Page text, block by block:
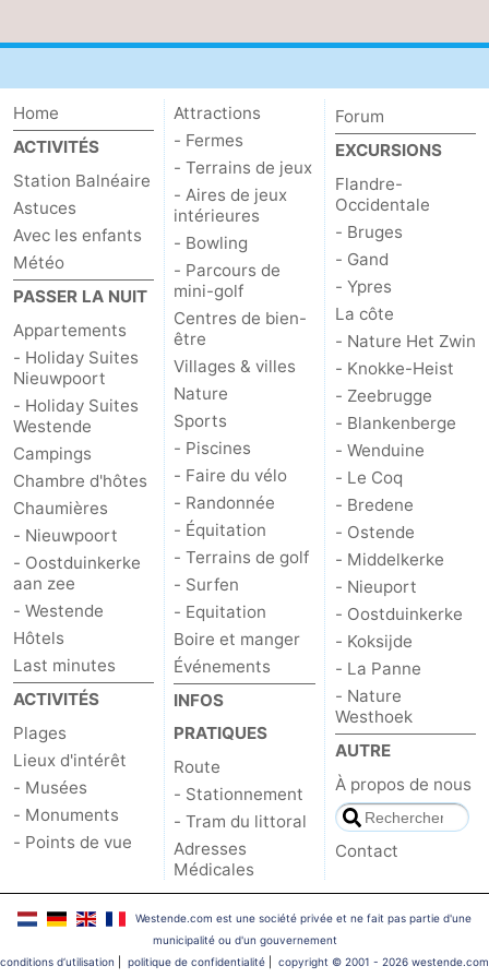
Home
ACTIVITÉS
Station Balnéaire
Astuces
Avec les enfants
Météo
PASSER LA NUIT
Appartements
- Holiday Suites
Nieuwpoort
- Holiday Suites
Westende
Campings
Chambre d'hôtes
Chaumières
- Nieuwpoort
- Oostduinkerke
aan zee
- Westende
Hôtels
Last minutes
ACTIVITÉS
Plages
Lieux d'intérêt
- Musées
- Monuments
- Points de vue
Attractions
- Fermes
- Terrains de jeux
- Aires de jeux
intérieures
- Bowling
- Parcours de
mini-golf
Centres de bien-
être
Villages & villes
Nature
Sports
- Piscines
- Faire du vélo
- Randonnée
- Équitation
- Terrains de golf
- Surfen
- Equitation
Boire et manger
Événements
INFOS
PRATIQUES
Route
- Stationnement
- Tram du littoral
Adresses
Médicales
Forum
EXCURSIONS
Flandre-
Occidentale
- Bruges
- Gand
- Ypres
La côte
- Nature Het Zwin
- Knokke-Heist
- Zeebrugge
- Blankenberge
- Wenduine
- Le Coq
- Bredene
- Ostende
- Middelkerke
- Nieuport
- Oostduinkerke
- Koksijde
- La Panne
- Nature
Westhoek
AUTRE
À propos de nous
Contact
Westende.com est une société privée et ne fait pas partie d'une
municipalité ou d'un gouvernement
conditions d‘utilisation
politique de confidentialité
copyright © 2001 - 2026 westende.com